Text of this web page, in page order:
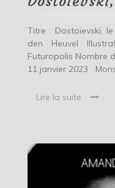
Titre : Dostoïevski,
den Heuvel
Futuropolis Nombre
11 janvier 2023
Lire la suite